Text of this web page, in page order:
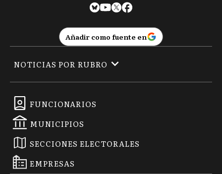
Añadir como fuente en
FUNCIONARIOS
MUNICIPIOS
SECCIONES ELECTORALES
EMPRESAS
NOTICIAS POR RUBRO